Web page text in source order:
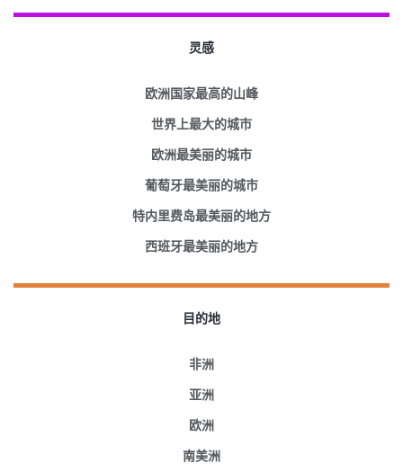
灵感
欧洲国家最高的山峰
世界上最大的城市
欧洲最美丽的城市
葡萄牙最美丽的城市
特内里费岛最美丽的地方
西班牙最美丽的地方
目的地
非洲
亚洲
欧洲
南美洲